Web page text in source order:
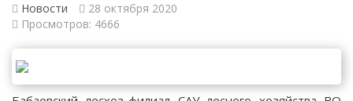
Новости
28 октября 2020
Просмотров: 4666